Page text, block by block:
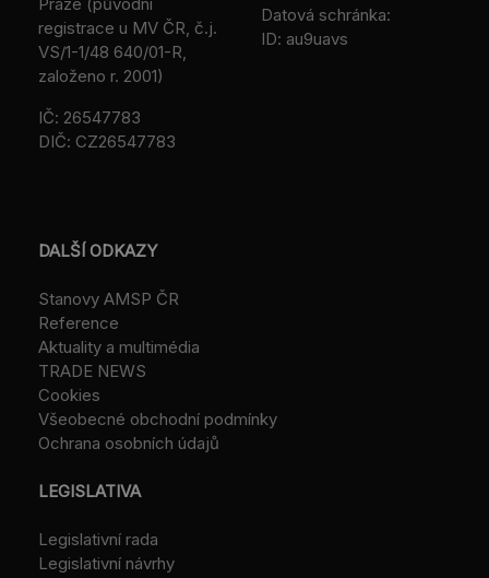
Praze (původní
registrace u MV ČR, č.j.
VS/1-1/48 640/01-R,
založeno r. 2001)
IČ: 26547783
DIČ: CZ26547783
Datová schránka:
ID: au9uavs
DALŠÍ ODKAZY
Stanovy AMSP ČR
Reference
Aktuality a multimédia
TRADE NEWS
Cookies
Všeobecné obchodní podmínky
Ochrana osobních údajů
LEGISLATIVA
Legislativní rada
Legislativní návrhy